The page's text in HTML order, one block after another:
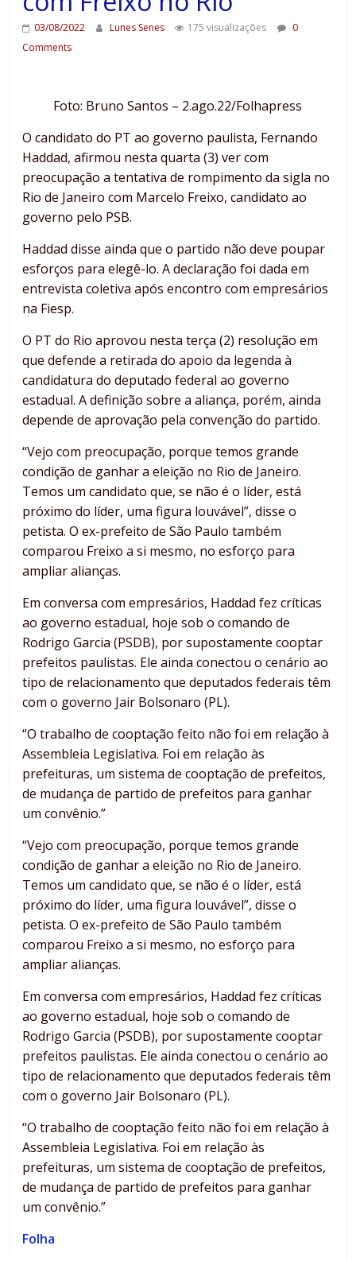
03/08/2022 Lunes Senes 175 visualizações
0
Comments
Foto: Bruno Santos – 2.ago.22/Folhapress
O candidato do PT ao governo paulista, Fernando
Haddad, afirmou nesta quarta (3) ver com
preocupação a tentativa de rompimento da sigla no
Rio de Janeiro com Marcelo Freixo, candidato ao
governo pelo PSB.
Haddad disse ainda que o partido não deve poupar
esforços para elegê-lo. A declaração foi dada em
entrevista coletiva após encontro com empresários
na Fiesp.
O PT do Rio aprovou nesta terça (2) resolução em
que defende a retirada do apoio da legenda à
candidatura do deputado federal ao governo
estadual. A definição sobre a aliança, porém, ainda
depende de aprovação pela convenção do partido.
“Vejo com preocupação, porque temos grande
condição de ganhar a eleição no Rio de Janeiro.
Temos um candidato que, se não é o líder, está
próximo do líder, uma figura louvável”, disse o
petista. O ex-prefeito de São Paulo também
comparou Freixo a si mesmo, no esforço para
ampliar alianças.
Em conversa com empresários, Haddad fez críticas
ao governo estadual, hoje sob o comando de
Rodrigo Garcia (PSDB), por supostamente cooptar
prefeitos paulistas. Ele ainda conectou o cenário ao
tipo de relacionamento que deputados federais têm
com o governo Jair Bolsonaro (PL).
“O trabalho de cooptação feito não foi em relação à
Assembleia Legislativa. Foi em relação às
prefeituras, um sistema de cooptação de prefeitos,
de mudança de partido de prefeitos para ganhar
um convênio.”
“Vejo com preocupação, porque temos grande
condição de ganhar a eleição no Rio de Janeiro.
Temos um candidato que, se não é o líder, está
próximo do líder, uma figura louvável”, disse o
petista. O ex-prefeito de São Paulo também
comparou Freixo a si mesmo, no esforço para
ampliar alianças.
Em conversa com empresários, Haddad fez críticas
ao governo estadual, hoje sob o comando de
Rodrigo Garcia (PSDB), por supostamente cooptar
prefeitos paulistas. Ele ainda conectou o cenário ao
tipo de relacionamento que deputados federais têm
com o governo Jair Bolsonaro (PL).
“O trabalho de cooptação feito não foi em relação à
Assembleia Legislativa. Foi em relação às
prefeituras, um sistema de cooptação de prefeitos,
de mudança de partido de prefeitos para ganhar
um convênio.”
Folha